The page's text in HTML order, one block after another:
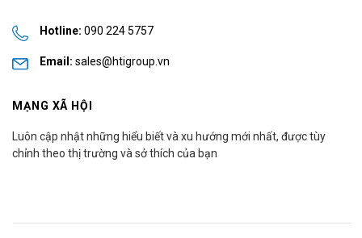
Hotline: 090 224 5757
Email: sales@htigroup.vn
MẠNG XÃ HỘI
Luôn cập nhật những hiểu biết và xu hướng mới nhất, được tùy
chỉnh theo thị trường và sở thích của bạn